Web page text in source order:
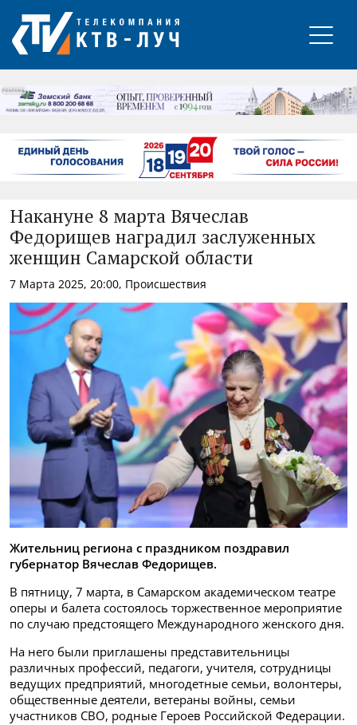
РЕКЛАМА
Накануне 8 марта Вячеслав
Федорищев наградил заслуженных
женщин Самарской области
7 Марта 2025, 20:00, Происшествия
Жительниц региона с праздником поздравил
губернатор Вячеслав Федорищев.
В пятницу, 7 марта, в Самарском академическом театре
оперы и балета состоялось торжественное мероприятие
по случаю предстоящего Международного женского дня.
На него были приглашены представительницы
различных профессий, педагоги, учителя, сотрудницы
ведущих предприятий, многодетные семьи, волонтеры,
общественные деятели, ветераны войны, семьи
участников СВО, родные Героев Российской Федерации.